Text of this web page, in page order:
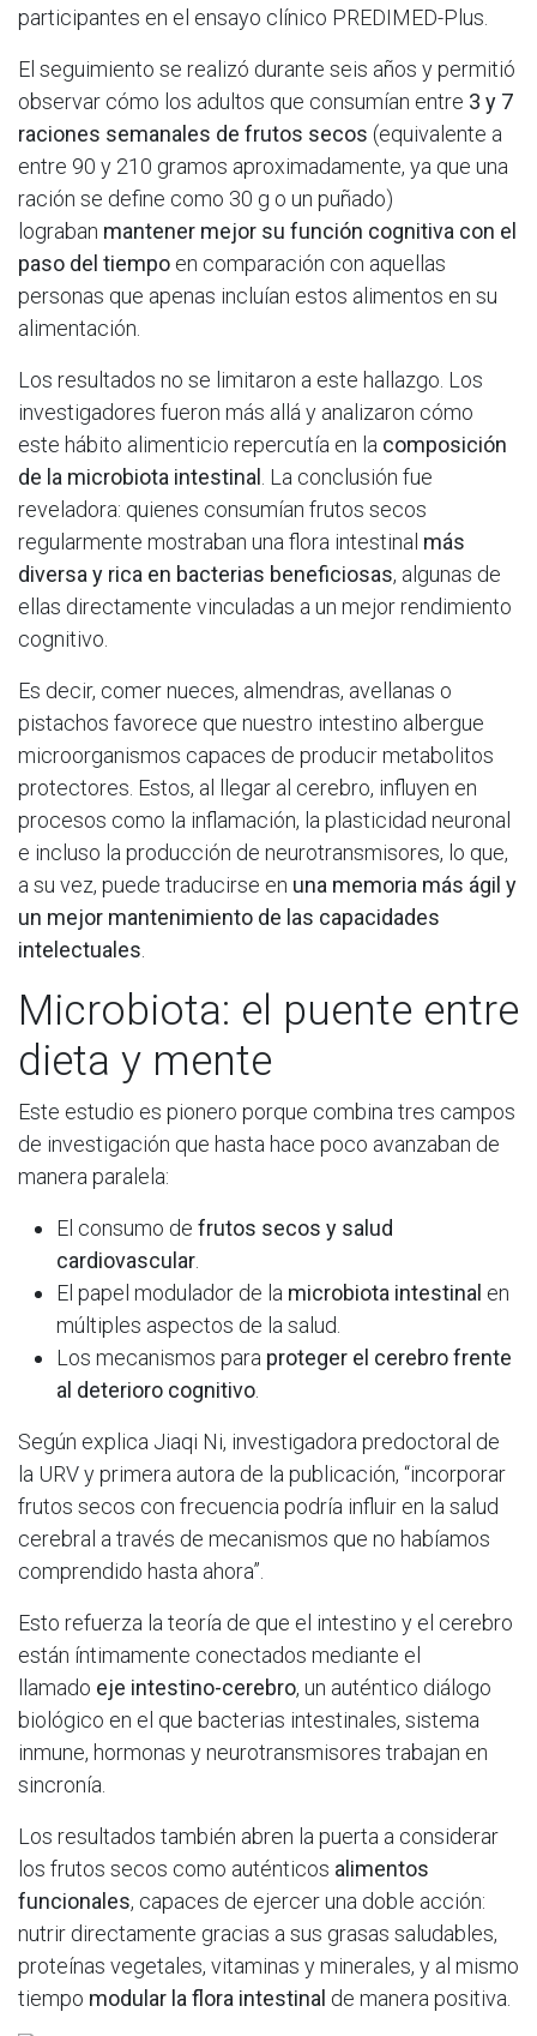
participantes en el ensayo clínico PREDIMED-Plus.
El seguimiento se realizó durante seis años y permitió
observar cómo los adultos que consumían entre 3 y 7
raciones semanales de frutos secos (equivalente a
entre 90 y 210 gramos aproximadamente, ya que una
ración se define como 30 g o un puñado)
lograban mantener mejor su función cognitiva con el
paso del tiempo en comparación con aquellas
personas que apenas incluían estos alimentos en su
alimentación.
Los resultados no se limitaron a este hallazgo. Los
investigadores fueron más allá y analizaron cómo
este hábito alimenticio repercutía en la composición
de la microbiota intestinal . La conclusión fue
reveladora: quienes consumían frutos secos
regularmente mostraban una flora intestinal más
diversa y rica en bacterias beneficiosas, algunas de
ellas directamente vinculadas a un mejor rendimiento
cognitivo.
Es decir, comer nueces, almendras, avellanas o
pistachos favorece que nuestro intestino albergue
microorganismos capaces de producir metabolitos
protectores. Estos, al llegar al cerebro, influyen en
procesos como la inflamación, la plasticidad neuronal
e incluso la producción de neurotransmisores, lo que,
a su vez, puede traducirse en una memoria más ágil y
un mejor mantenimiento de las capacidades
intelectuales.
Microbiota: el puente entre
dieta y mente
Este estudio es pionero porque combina tres campos
de investigación que hasta hace poco avanzaban de
manera paralela:
El consumo de frutos secos y salud
cardiovascular.
El papel modulador de la microbiota intestinal en
múltiples aspectos de la salud.
Los mecanismos para proteger el cerebro frente
al deterioro cognitivo.
Según explica Jiaqi Ni, investigadora predoctoral de
la URV y primera autora de la publicación, “incorporar
frutos secos con frecuencia podría influir en la salud
cerebral a través de mecanismos que no habíamos
comprendido hasta ahora”.
Esto refuerza la teoría de que el intestino y el cerebro
están íntimamente conectados mediante el
llamado eje intestino-cerebro, un auténtico diálogo
biológico en el que bacterias intestinales, sistema
inmune, hormonas y neurotransmisores trabajan en
sincronía.
Los resultados también abren la puerta a considerar
los frutos secos como auténticos alimentos
funcionales, capaces de ejercer una doble acción:
nutrir directamente gracias a sus grasas saludables,
proteínas vegetales, vitaminas y minerales, y al mismo
tiempo modular la flora intestinal de manera positiva.